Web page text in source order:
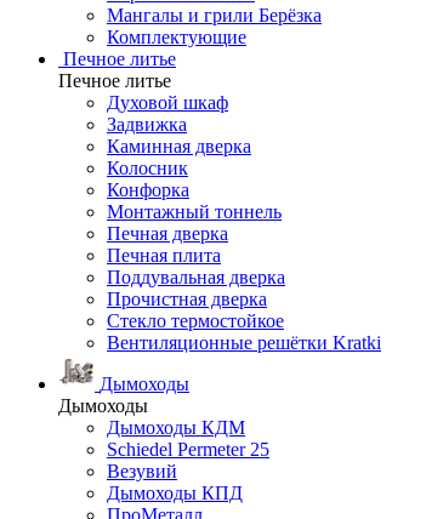
Мангалы и грили Берёзка
Комплектующие
Печное литье
Печное литье
Духовой шкаф
Задвижка
Каминная дверка
Колосник
Конфорка
Монтажный тоннель
Печная дверка
Печная плита
Поддувальная дверка
Прочистная дверка
Стекло термостойкое
Вентиляционные решётки Kratki
Дымоходы
Дымоходы
Дымоходы КДМ
Schiedel Permeter 25
Везувий
Дымоходы КПД
ПроМеталл